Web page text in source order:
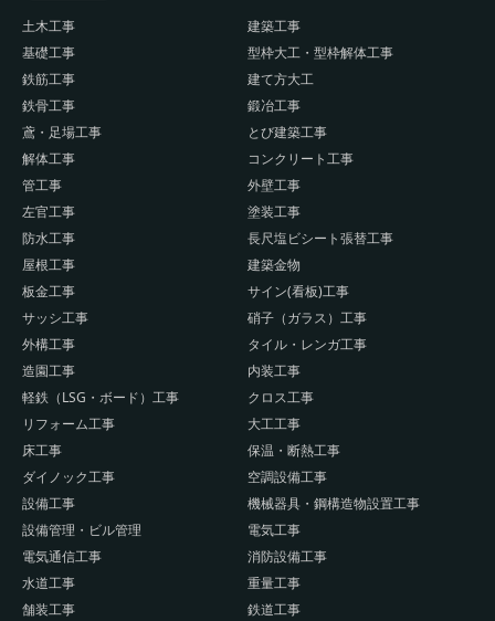
土木工事
建築工事
基礎工事
型枠大工・型枠解体工事
鉄筋工事
建て方大工
鉄骨工事
鍛冶工事
鳶・足場工事
とび建築工事
解体工事
コンクリート工事
管工事
外壁工事
左官工事
塗装工事
防水工事
長尺塩ビシート張替工事
屋根工事
建築金物
板金工事
サイン(看板)工事
サッシ工事
硝子（ガラス）工事
外構工事
タイル・レンガ工事
造園工事
内装工事
軽鉄（LSG・ボード）工事
クロス工事
リフォーム工事
大工工事
床工事
保温・断熱工事
ダイノック工事
空調設備工事
設備工事
機械器具・鋼構造物設置工事
設備管理・ビル管理
電気工事
電気通信工事
消防設備工事
水道工事
重量工事
舗装工事
鉄道工事